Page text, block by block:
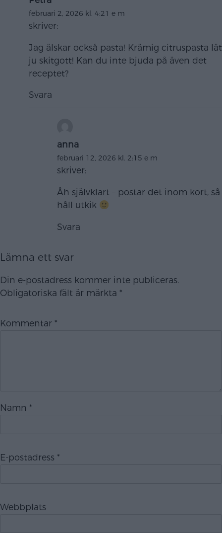
februari 2, 2026 kl. 4:21 e m
skriver:
Jag älskar också pasta! Krämig citruspasta lät
ju skitgott! Kan du inte bjuda på även det
receptet?
Svara
anna
februari 12, 2026 kl. 2:15 e m
skriver:
Åh självklart – postar det inom kort, så
håll utkik
Svara
Lämna ett svar
Din e-postadress kommer inte publiceras.
Obligatoriska fält är märkta *
Kommentar *
Namn *
E-postadress *
Webbplats